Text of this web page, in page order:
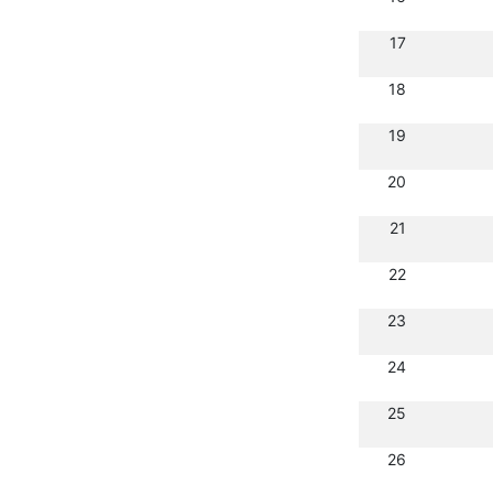
17
18
19
20
21
22
23
24
25
26